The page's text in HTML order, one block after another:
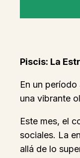
Piscis: La
En un
una vibrante
Este mes, el
sociales. La
allá de lo